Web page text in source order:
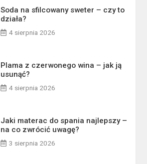
Soda na sfilcowany sweter – czy to
działa?
4 sierpnia 2026
Plama z czerwonego wina – jak ją
usunąć?
4 sierpnia 2026
Jaki materac do spania najlepszy –
na co zwrócić uwagę?
3 sierpnia 2026